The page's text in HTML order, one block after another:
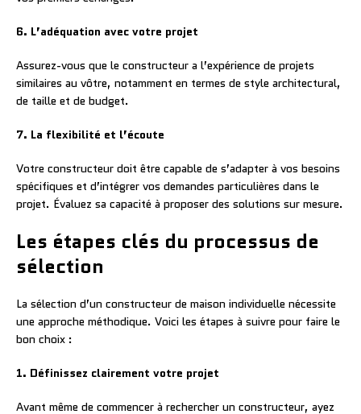
6. L’adéquation avec votre projet
Assurez-vous que le constructeur a l’expérience de projets
similaires au vôtre, notamment en termes de style architectural,
de taille et de budget.
7. La flexibilité et l’écoute
Votre constructeur doit être capable de s’adapter à vos besoins
spécifiques et d’intégrer vos demandes particulières dans le
projet. Évaluez sa capacité à proposer des solutions sur mesure.
Les étapes clés du processus de
sélection
La sélection d’un constructeur de maison individuelle nécessite
une approche méthodique. Voici les étapes à suivre pour faire le
bon choix :
1. Définissez clairement votre projet
Avant même de commencer à rechercher un constructeur, ayez